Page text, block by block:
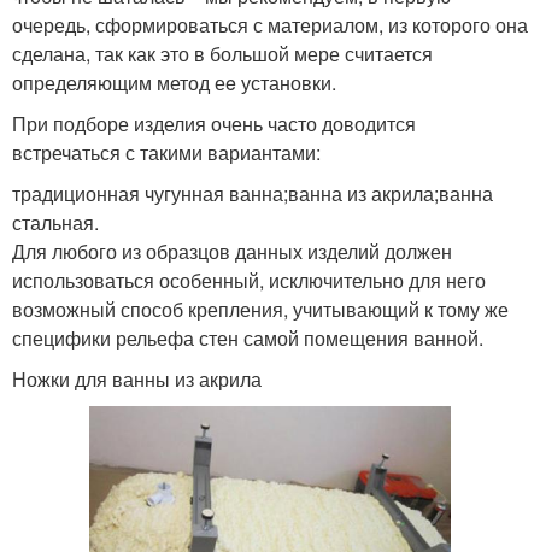
очередь, сформироваться с материалом, из которого она
сделана, так как это в большой мере считается
определяющим метод еe установки.
При подборе изделия очень часто доводится
встречаться с такими вариантами:
традиционная чугунная ванна;ванна из акрила;ванна
стальная.
Для любого из образцов данных изделий должен
использоваться особенный, исключительно для него
возможный способ крепления, учитывающий к тому же
специфики рельефа стен самой помещения ванной.
Ножки для ванны из акрила